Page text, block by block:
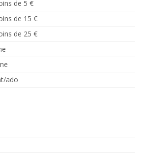
de 5 €
de 15 €
de 25 €
ado